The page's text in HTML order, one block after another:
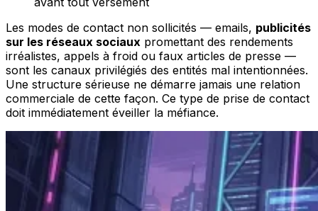
Les modes de contact non sollicités — emails, publicités
sur les réseaux sociaux promettant des rendements
irréalistes, appels à froid ou faux articles de presse —
sont les canaux privilégiés des entités mal intentionnées.
Une structure sérieuse ne démarre jamais une relation
commerciale de cette façon. Ce type de prise de contact
doit immédiatement éveiller la méfiance.